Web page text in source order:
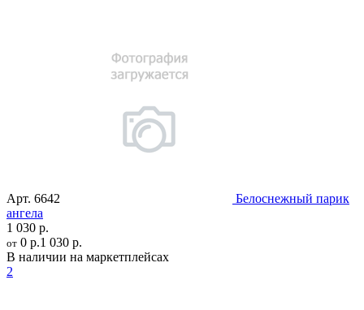
Арт. 6642
Белоснежный парик
ангела
1 030 р.
от 0 р.1 030 р.
В наличии на маркетплейсах
2